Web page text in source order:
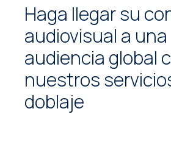
Haga llegar su
audiovisual a una
audiencia global
nuestros
doblaje